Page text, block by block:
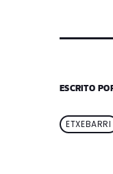
ESCRITO
ETXEBARRI